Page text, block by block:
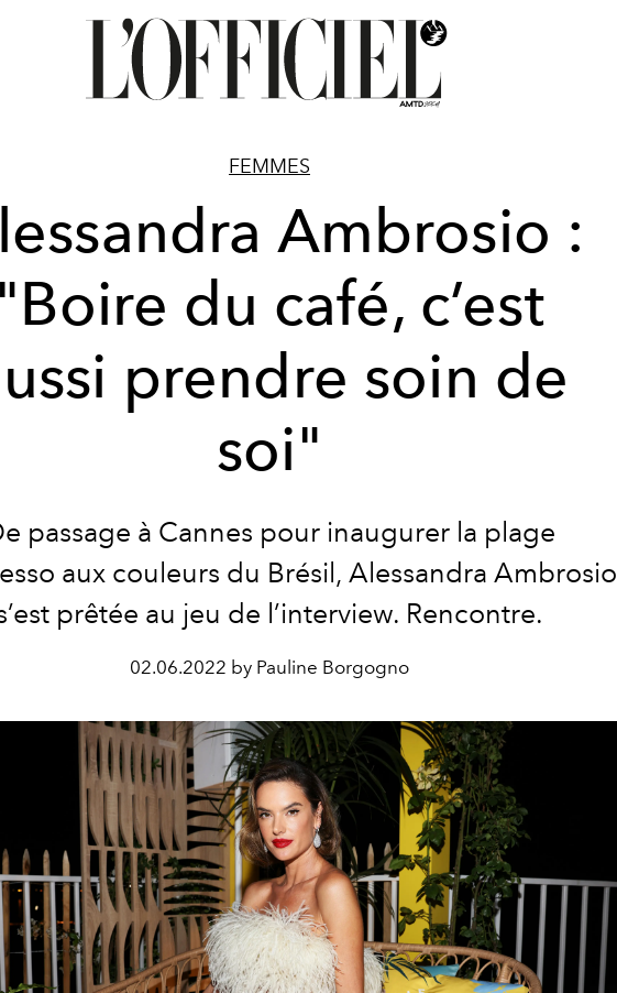
FEMMES
Ambrosio :
"Boire du café, c’est
prendre soin de
soi"
passage à Cannes pour inaugurer la plage
aux couleurs du Brésil, Alessandra Ambrosio
prêtée au jeu de l’interview. Rencontre.
02.06.2022 by Pauline Borgogno